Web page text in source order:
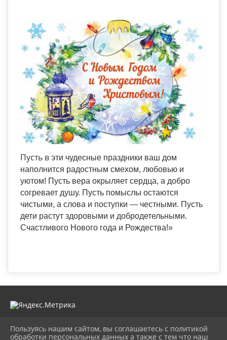
Пусть в эти чудесные праздники ваш дом
наполнится радостным смехом, любовью и
уютом! Пусть вера окрыляет сердца, а добро
согревает душу. Пусть помыслы остаются
чистыми, а слова и поступки — честными. Пусть
дети растут здоровыми и добродетельными.
Счастливого Нового года и Рождества!»
2026 г. cdt-anapa.ru
Пользуясь нашим сайтом, вы соглашаетесь с политикой
обработки персональных данных а также с тем что наш